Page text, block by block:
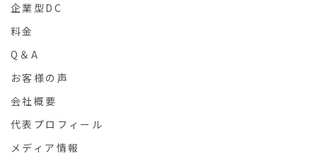
企業型DC
料金
Q＆A
お客様の声
会社概要
代表プロフィール
メディア情報